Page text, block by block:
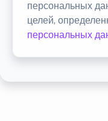
персональных
целей,
персональных